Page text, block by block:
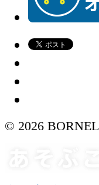
© 2026